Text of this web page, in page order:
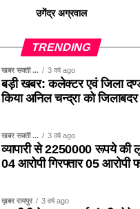
उगेंद्र अग्रवाल
TRENDING
खबर सक्ती ... 3 वर्ष ago
बड़ी खबर: कलेक्टर एवं जिला
किया अनिल चन्द्रा को जिलाबदर
खबर सक्ती ... 3 वर्ष ago
व्यापारी से 2250000 रूपये की
04 आरोपी गिरफ्तार 05 आरोपी
ख़बर रायपुर 3 वर्ष ago